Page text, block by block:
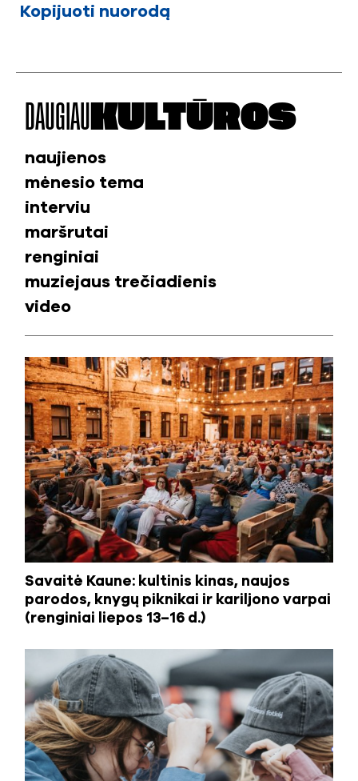
Kopijuoti nuorodą
DAUGIAU KULTŪROS
Savaitė Kaune: kultinis kinas, naujos
parodos, knygų piknikai ir kariljono varpai
(renginiai liepos 13–16 d.)
naujienos
mėnesio tema
interviu
maršrutai
renginiai
muziejaus trečiadienis
video